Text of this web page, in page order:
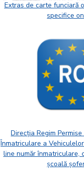
Extras de carte funciară
specifice
Direcția Regim
Înmatriculare a
line număr înmatriculare,
școală